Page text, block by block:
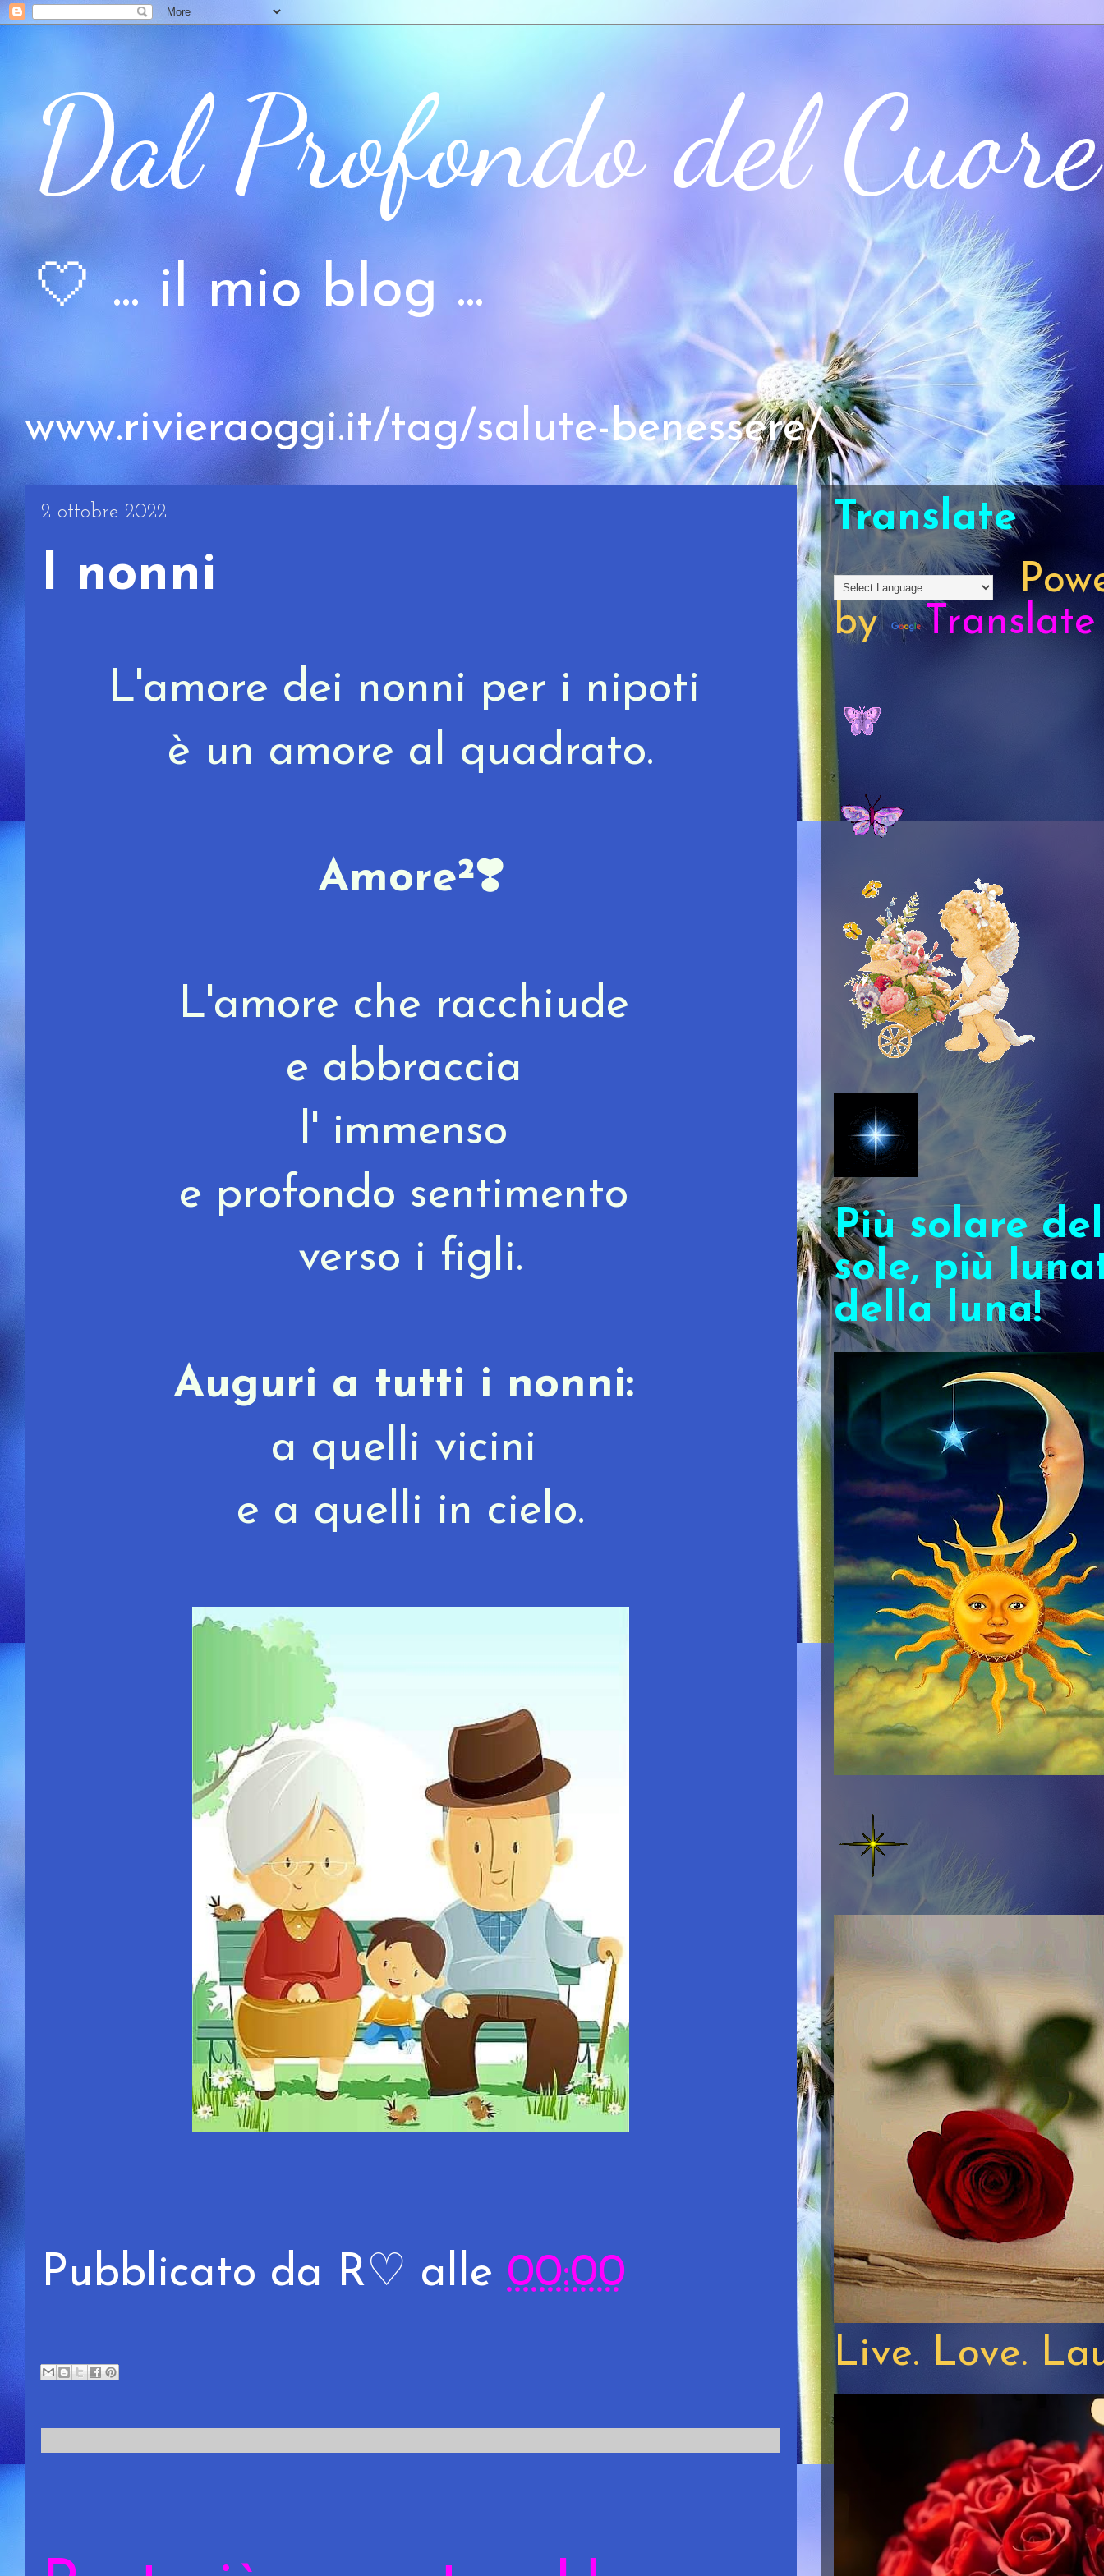
Dal Profondo del Cuore
🤍 ... il mio blog ...
www.rivieraoggi.it/tag/salute-benessere/
2 ottobre 2022
I nonni
L'amore dei nonni per i nipoti
è un amore al quadrato.
Amore²❣️
L'amore che racchiude
e abbraccia
l' immenso
e profondo sentimento
verso i figli.
Auguri a tutti i nonni:
a quelli vicini
e a quelli in cielo.
Pubblicato da R♡ alle 00:00
Translate
by
Translate
Più solare del
sole, più
della luna!
Live. Love.